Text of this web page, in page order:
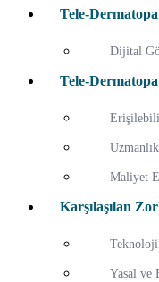
Tele-
Dijital
Tele-
Maliyet
Karşılaşılan
Yasal ve